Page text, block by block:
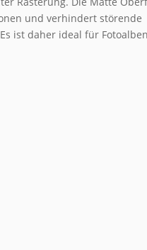
und verhindert störende
ist daher ideal für